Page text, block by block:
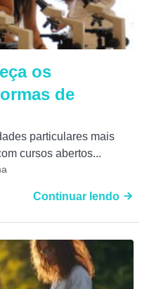
os
de
particulares mais
cursos abertos...
Continuar lendo